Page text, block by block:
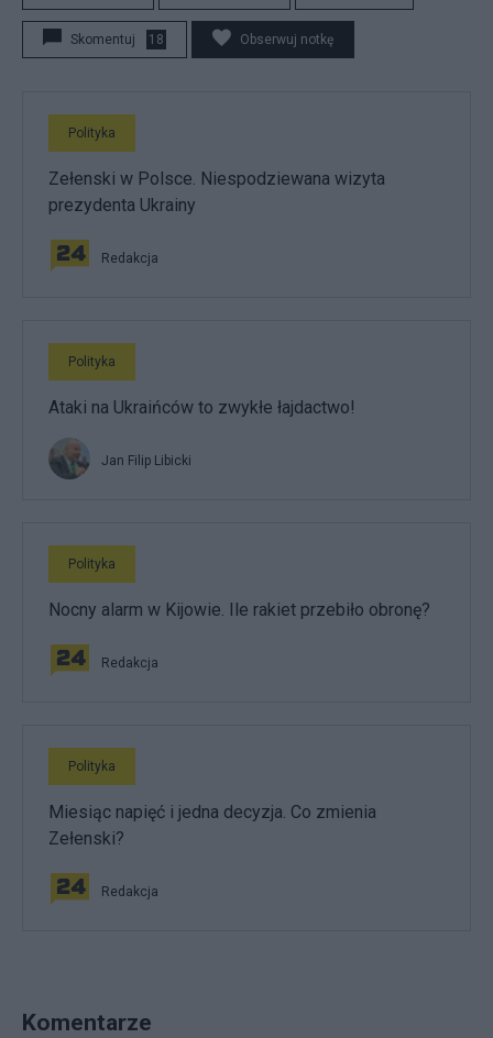
Skomentuj 18 Obserwuj notkę
Polityka
Zełenski w Polsce. Niespodziewana wizyta
prezydenta Ukrainy
Redakcja
Polityka
Ataki na Ukraińców to zwykłe łajdactwo!
Jan Filip Libicki
Polityka
Nocny alarm w Kijowie. Ile rakiet przebiło obronę?
Redakcja
Polityka
Miesiąc napięć i jedna decyzja. Co zmienia
Zełenski?
Redakcja
Komentarze